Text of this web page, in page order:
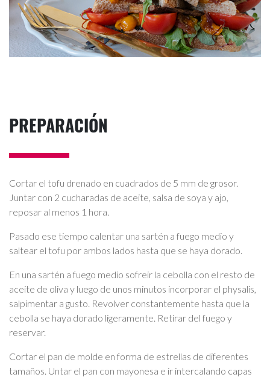
PREPARACIÓN
Cortar el tofu drenado en cuadrados de 5 mm de grosor.
Juntar con 2 cucharadas de aceite, salsa de soya y ajo,
reposar al menos 1 hora.
Pasado ese tiempo calentar una sartén a fuego medio y
saltear el tofu por ambos lados hasta que se haya dorado.
En una sartén a fuego medio sofreir la cebolla con el resto de
aceite de oliva y luego de unos minutos incorporar el physalis,
salpimentar a gusto. Revolver constantemente hasta que la
cebolla se haya dorado ligeramente. Retirar del fuego y
reservar.
Cortar el pan de molde en forma de estrellas de diferentes
tamaños. Untar el pan con mayonesa e ir intercalando capas